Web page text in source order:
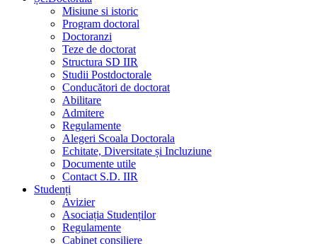
Misiune si istoric
Program doctoral
Doctoranzi
Teze de doctorat
Structura SD IIR
Studii Postdoctorale
Conducători de doctorat
Abilitare
Admitere
Regulamente
Alegeri Scoala Doctorala
Echitate, Diversitate și Incluziune
Documente utile
Contact S.D. IIR
Studenți
Avizier
Asociația Studenților
Regulamente
Cabinet consiliere